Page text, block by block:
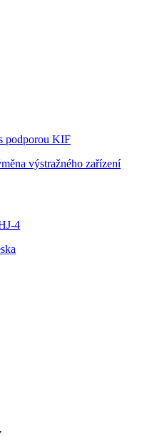
podporou KIF
výstražného zařízení
4